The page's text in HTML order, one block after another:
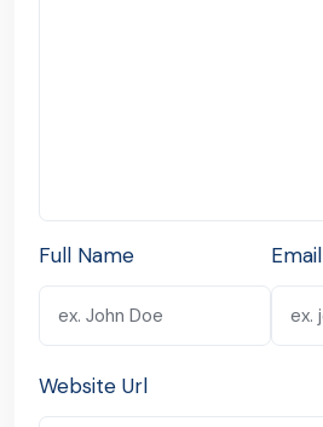
Full Name
Website Url